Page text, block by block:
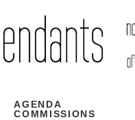
AGENDA
COMMISSIONS